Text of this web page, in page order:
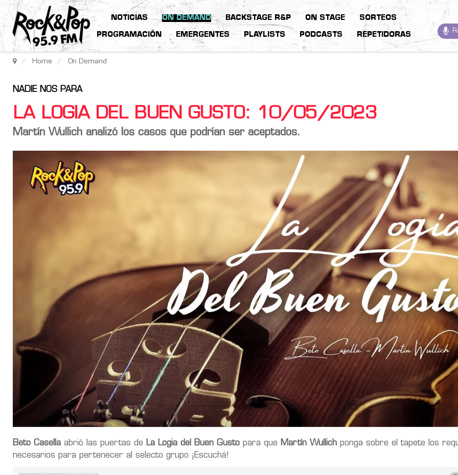
NOTICIAS ON DEMAND BACKSTAGE R&P ON STAGE SORTEOS
PROGRAMACIÓN EMERGENTES PLAYLISTS PODCASTS REPETIDORAS
Home On Demand
NADIE NOS PARA
LA LOGIA DEL BUEN GUSTO: 10/05/2023
Martín Wullich analizó los casos que podrían ser aceptados.
Beto Casella abrió las puertas de La Logia del Buen Gusto para que Martín Wullich ponga sobre el tapete los
necesarios para pertenecer al selecto grupo ¡Escuchá!